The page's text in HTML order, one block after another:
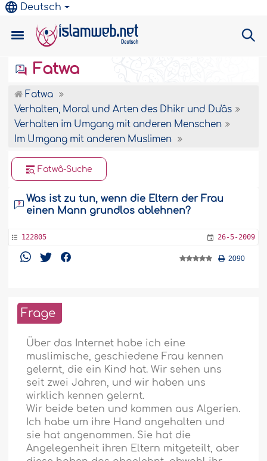
Deutsch
Fatwa
Fatwa
Verhalten, Moral und Arten des Dhikr und Du'âs
Verhalten im Umgang mit anderen Menschen
Im Umgang mit anderen Muslimen
Fatwâ-Suche
Was ist zu tun, wenn die Eltern der Frau
einen Mann grundlos ablehnen?
122805 26-5-2009
2090
Frage
Über das Internet habe ich eine
muslimische, geschiedene Frau kennen
gelernt, die ein Kind hat. Wir sehen uns
seit zwei Jahren, und wir haben uns
wirklich kennen gelernt.
Wir beide beten und kommen aus Algerien.
Ich habe um ihre Hand angehalten und
sie hat angenommen. Sie hat die
Angelegenheit ihren Eltern mitgeteilt, aber